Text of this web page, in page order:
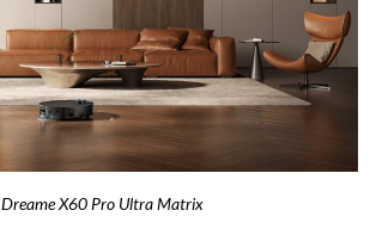
Dreame X60 Pro Ultra Matrix